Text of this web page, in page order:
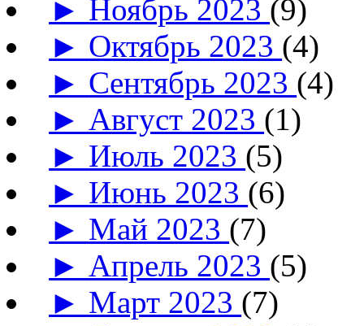
► Ноябрь 2023 (9)
► Октябрь 2023 (4)
► Сентябрь 2023 (4)
► Август 2023 (1)
► Июль 2023 (5)
► Июнь 2023 (6)
► Май 2023 (7)
► Апрель 2023 (5)
► Март 2023 (7)